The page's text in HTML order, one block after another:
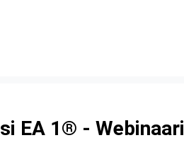
EA 1® - Webinaari